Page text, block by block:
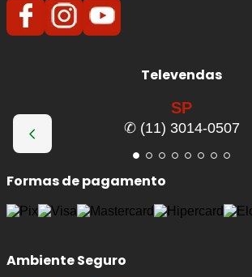
Televendas
SP
✆ (11) 3014-0507
Formas de pagamento
Ambiente Seguro